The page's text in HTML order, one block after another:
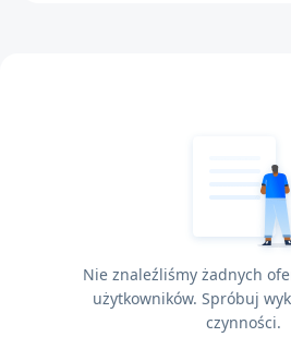
Nie znaleźliśmy żadnych
użytkowników. Spróbuj
czynności.